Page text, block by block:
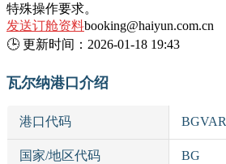
特殊操作要求。
发送订舱资料booking@haiyun.com.cn
🕒 更新时间： 2026-01-18 19:43
瓦尔纳港口介绍
港口代码 BGVAR
国家/地区代码 BG